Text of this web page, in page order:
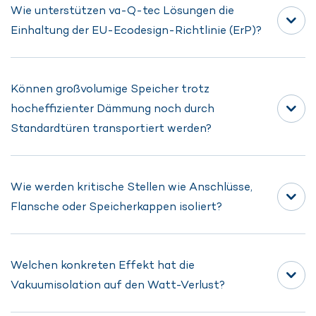
Wie unterstützen va-Q-tec Lösungen die
Einhaltung der EU-Ecodesign-Richtlinie (ErP)?
Durch die Reduktion von Wärmeverlusten um rund 30
% gegenüber Standarddämmstoffen können
Hersteller ihre Speicher durch den Einsatz von
Können großvolumige Speicher trotz
hocheffizienter Dämmung noch durch
Standardtüren transportiert werden?
Ja. Das va-Q-shell System ist abnehmbar gestaltet,
sodass beispielsweise ein 750-Liter-Speicher
Wie werden kritische Stellen wie Anschlüsse,
Flansche oder Speicherkappen isoliert?
Die Stirnseiten werden durch kreisförmige Paneele
geschützt. Für Anschlüsse gibt es maßgeschneiderte
Welchen konkreten Effekt hat die
Vakuumisolation auf den Watt-Verlust?